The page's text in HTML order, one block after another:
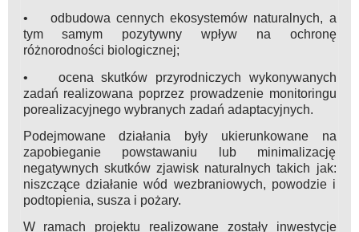
• odbudowa cennych ekosystemów naturalnych, a
tym samym pozytywny wpływ na ochronę
różnorodności biologicznej;
• ocena skutków przyrodniczych wykonywanych
zadań realizowana poprzez prowadzenie monitoringu
porealizacyjnego wybranych zadań adaptacyjnych.
Podejmowane działania były ukierunkowane na
zapobieganie powstawaniu lub minimalizację
negatywnych skutków zjawisk naturalnych takich jak:
niszczące działanie wód wezbraniowych, powodzie i
podtopienia, susza i pożary.
W ramach projektu realizowane zostały inwestycje